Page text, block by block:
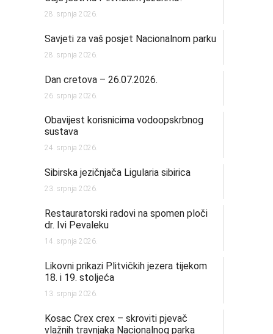
28. srpnja 2026.
Savjeti za vaš posjet Nacionalnom parku
28. srpnja 2026.
Dan cretova – 26.07.2026.
26. srpnja 2026.
Obavijest korisnicima vodoopskrbnog
sustava
24. srpnja 2026.
Sibirska jezičnjača Ligularia sibirica
23. srpnja 2026.
Restauratorski radovi na spomen ploči
dr. Ivi Pevaleku
14. srpnja 2026.
Likovni prikazi Plitvičkih jezera tijekom
18. i 19. stoljeća
13. srpnja 2026.
Kosac Crex crex – skroviti pjevač
vlažnih travnjaka Nacionalnog parka